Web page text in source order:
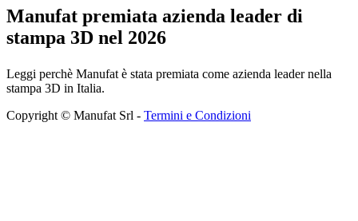
Manufat premiata azienda leader di
stampa 3D nel 2026
Leggi perchè Manufat è stata premiata come azienda leader nella
stampa 3D in Italia.
Copyright © Manufat Srl - Termini e Condizioni